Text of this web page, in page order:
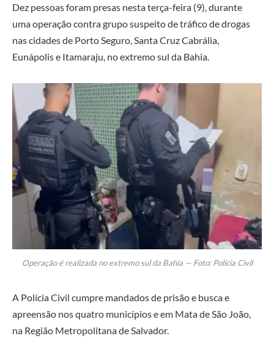
Dez pessoas foram presas nesta terça-feira (9), durante
uma operação contra grupo suspeito de tráfico de drogas
nas cidades de Porto Seguro, Santa Cruz Cabrália,
Eunápolis e Itamaraju, no extremo sul da Bahia.
Operação é realizada no extremo sul da Bahia — Foto: Polícia Civil
A Polícia Civil cumpre mandados de prisão e busca e
apreensão nos quatro municípios e em Mata de São João,
na Região Metropolitana de Salvador.